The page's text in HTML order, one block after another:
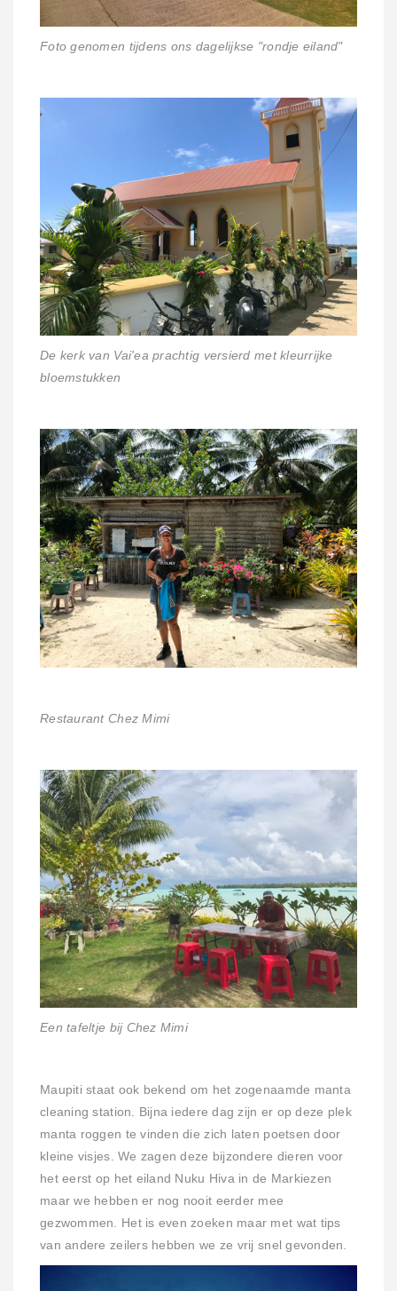
Foto genomen tijdens ons dagelijkse "rondje eiland"
De kerk van Vai'ea prachtig versierd met kleurrijke
bloemstukken
Restaurant Chez Mimi
Een tafeltje bij Chez Mimi
Maupiti staat ook bekend om het zogenaamde manta
cleaning station. Bijna iedere dag zijn er op deze plek
manta roggen te vinden die zich laten poetsen door
kleine visjes. We zagen deze bijzondere dieren voor
het eerst op het eiland Nuku Hiva in de Markiezen
maar we hebben er nog nooit eerder mee
gezwommen. Het is even zoeken maar met wat tips
van andere zeilers hebben we ze vrij snel gevonden.